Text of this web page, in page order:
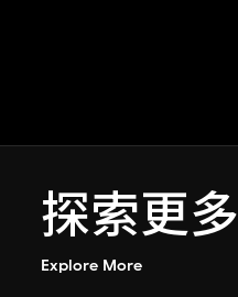
探索更多
Explore More